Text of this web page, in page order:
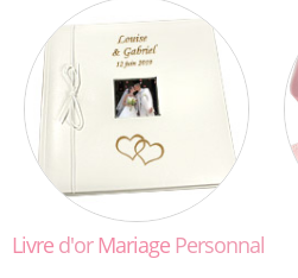
Livre d'orMariage Personnalisé